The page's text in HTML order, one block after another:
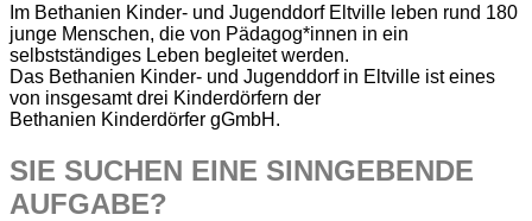
Im Bethanien Kinder- und Jugenddorf Eltville leben rund 180
junge Menschen, die von Pädagog*innen in ein
selbstständiges Leben begleitet werden.
Das Bethanien Kinder- und Jugenddorf in Eltville ist eines
von insgesamt drei Kinderdörfern der
Bethanien Kinderdörfer gGmbH. ​
SIE SUCHEN EINE SINNGEBENDE
AUFGABE?